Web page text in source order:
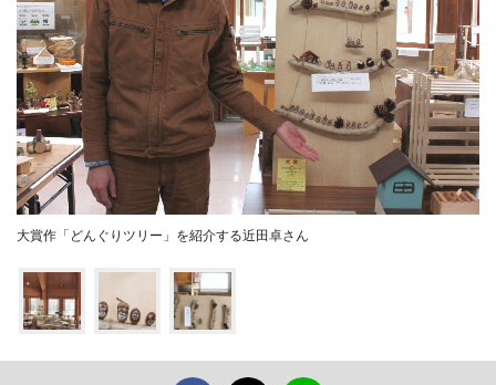
大賞作「どんぐりツリー」を紹介する近田卓さん